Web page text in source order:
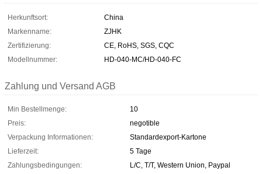
Herkunftsort:
China
Markenname:
ZJHK
Zertifizierung:
CE, RoHS, SGS, CQC
Modellnummer:
HD-040-MC/HD-040-FC
Zahlung und Versand AGB
Min Bestellmenge:
10
Preis:
negotible
Verpackung Informationen:
Standardexport-Kartone
Lieferzeit:
5 Tage
Zahlungsbedingungen:
L/C, T/T, Western Union, Paypal